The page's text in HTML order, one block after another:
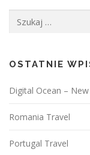
OSTATNIE
Digital Ocean –
Romania Travel
Portugal Travel